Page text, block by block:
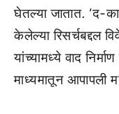
घेतल्या जातात. ‘द-
केलेल्या रिसर्चबद्दल
यांच्यामध्ये वाद
माध्यमातून आपापली